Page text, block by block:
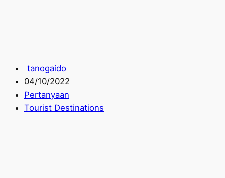
tanogaido
04/10/2022
Pertanyaan
Tourist Destinations